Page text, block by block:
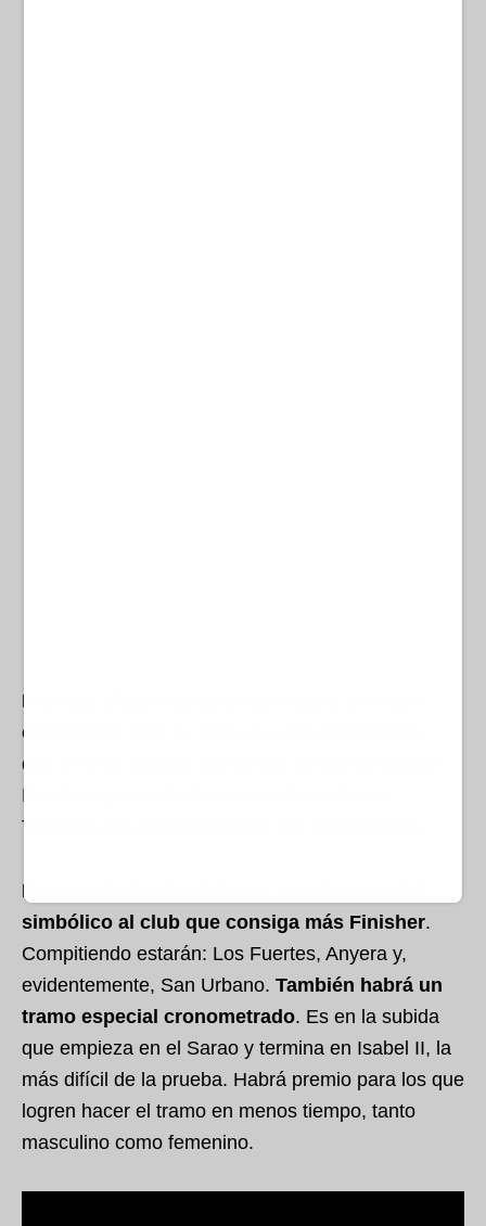
Hay que añadir también que habrá premios
especiales
que en esta edición completan su quinta edición
Finisher, que recibirán una toalla exclusiva.
Tendrán ese reconocimiento 166 participantes.
Después habrá también un premio especial
simbólico al club que consiga más Finisher.
Compitiendo estarán: Los Fuertes, Anyera y,
evidentemente, San Urbano. También habrá un
tramo especial cronometrado. Es en la subida
que empieza en el Sarao y termina en Isabel II, la
más difícil de la prueba. Habrá premio para los que
logren hacer el tramo en menos tiempo, tanto
masculino como femenino.